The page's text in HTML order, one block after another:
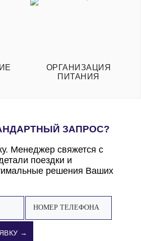
ОРГАНИЗАЦИЯ
ПИТАНИЯ
ЗАПРОС?
Менеджер свяжется с
поездки и
решения Ваших
→